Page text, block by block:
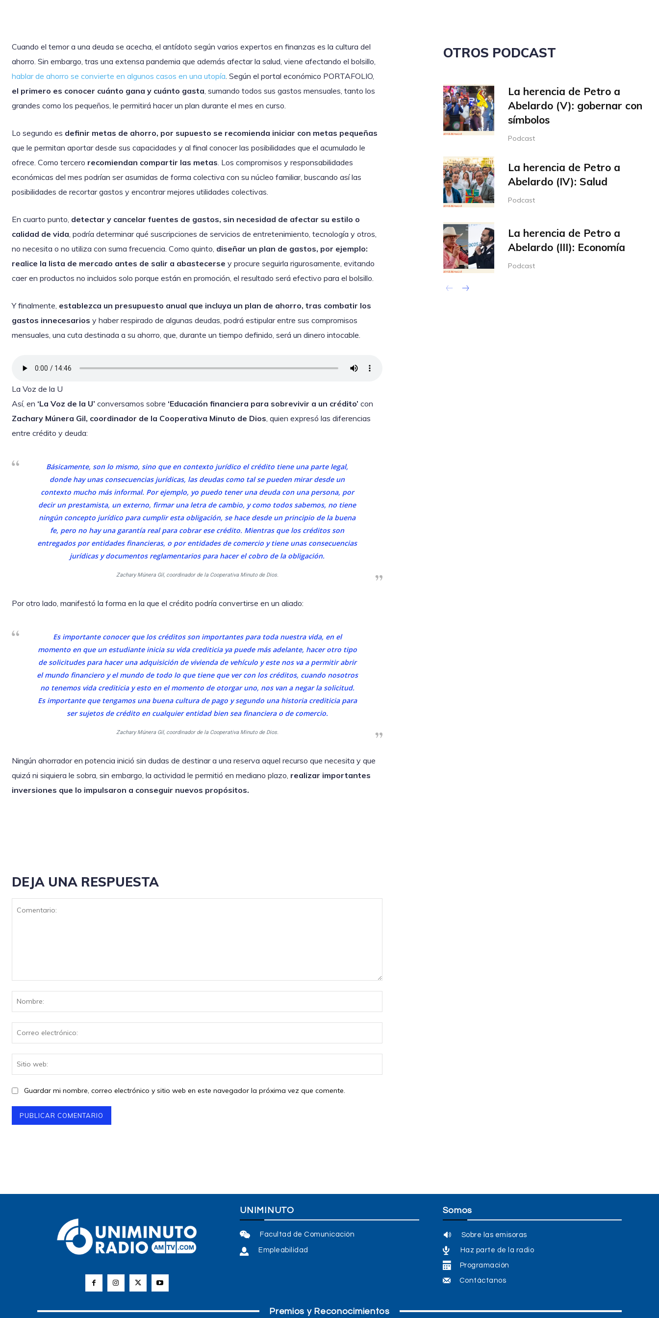
Cuando el temor a una deuda se acecha, el antídoto según varios expertos en finanzas es la cultura del
ahorro. Sin embargo, tras una extensa pandemia que además afectar la salud, viene afectando el bolsillo,
hablar de ahorro se convierte en algunos casos en una utopía . Según el portal económico PORTAFOLIO,
el primero es conocer cuánto gana y cuánto gasta , sumando todos sus gastos mensuales, tanto los
grandes como los pequeños, le permitirá hacer un plan durante el mes en curso.
Lo segundo es definir metas de ahorro, por supuesto se recomienda iniciar con metas pequeñas
que le permitan aportar desde sus capacidades y al final conocer las posibilidades que el acumulado le
ofrece. Como tercero recomiendan compartir las metas . Los compromisos y responsabilidades
económicas del mes podrían ser asumidas de forma colectiva con su núcleo familiar, buscando así las
posibilidades de recortar gastos y encontrar mejores utilidades colectivas.
En cuarto punto, detectar y cancelar fuentes de gastos, sin necesidad de afectar su estilo o
calidad de vida , podría determinar qué suscripciones de servicios de entretenimiento, tecnología y otros,
no necesita o no utiliza con suma frecuencia. Como quinto, diseñar un plan de gastos, por ejemplo:
realice la lista de mercado antes de salir a abastecerse y procure seguirla rigurosamente, evitando
caer en productos no incluidos solo porque están en promoción, el resultado será efectivo para el bolsillo.
Y finalmente, establezca un presupuesto anual que incluya un plan de ahorro, tras combatir los
gastos innecesarios y haber respirado de algunas deudas, podrá estipular entre sus compromisos
mensuales, una cuta destinada a su ahorro, que, durante un tiempo definido, será un dinero intocable.
La Voz de la U
Así, en ‘La Voz de la U’ conversamos sobre ‘Educación financiera para sobrevivir a un crédito’ con
Zachary Múnera Gil, coordinador de la Cooperativa Minuto de Dios , quien expresó las diferencias
entre crédito y deuda:
Básicamente, son lo mismo, sino que en contexto jurídico el crédito tiene una parte legal,
donde hay unas consecuencias jurídicas, las deudas como tal se pueden mirar desde un
contexto mucho más informal. Por ejemplo, yo puedo tener una deuda con una persona, por
decir un prestamista, un externo, firmar una letra de cambio, y como todos sabemos, no tiene
ningún concepto jurídico para cumplir esta obligación, se hace desde un principio de la buena
fe, pero no hay una garantía real para cobrar ese crédito. Mientras que los créditos son
entregados por entidades financieras, o por entidades de comercio y tiene unas consecuencias
jurídicas y documentos reglamentarios para hacer el cobro de la obligación.
Zachary Múnera Gil, coordinador de la Cooperativa Minuto de Dios.
Por otro lado, manifestó la forma en la que el crédito podría convertirse en un aliado:
Es importante conocer que los créditos son importantes para toda nuestra vida, en el
momento en que un estudiante inicia su vida crediticia ya puede más adelante, hacer otro tipo
de solicitudes para hacer una adquisición de vivienda de vehículo y este nos va a permitir abrir
el mundo financiero y el mundo de todo lo que tiene que ver con los créditos, cuando nosotros
no tenemos vida crediticia y esto en el momento de otorgar uno, nos van a negar la solicitud.
Es importante que tengamos una buena cultura de pago y segundo una historia crediticia para
ser sujetos de crédito en cualquier entidad bien sea financiera o de comercio.
Zachary Múnera Gil, coordinador de la Cooperativa Minuto de Dios.
Ningún ahorrador en potencia inició sin dudas de destinar a una reserva aquel recurso que necesita y que
quizá ni siquiera le sobra, sin embargo, la actividad le permitió en mediano plazo, realizar importantes
inversiones que lo impulsaron a conseguir nuevos propósitos.
DEJA UNA RESPUESTA
Guardar mi nombre, correo electrónico y sitio web en este navegador la próxima vez que comente.
OTROS PODCAST
La herencia de Petro a
Abelardo (V): gobernar con
símbolos
Podcast
La herencia de Petro a
Abelardo (IV): Salud
Podcast
La herencia de Petro a
Abelardo (III): Economía
Podcast
UNIMINUTO
Facultad de Comunicación
Empleabilidad
Somos
Sobre las emisoras
Haz parte de la radio
Programación
Contáctanos
Premios y Reconocimientos